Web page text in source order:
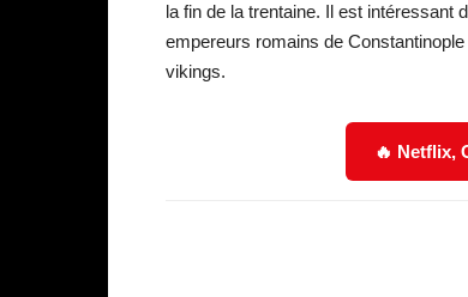
la fin de la trentaine. Il est intéressant
empereurs romains de
vikings.
🔥 Netflix,